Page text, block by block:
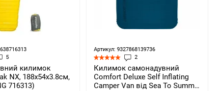
5
килимок
NX, 188x54x3.8см,
716313)
Артикул: 9327868139736
2
Килимок самонадувний
Comfort Deluxe Self Inflating
Camper Van від Sea To Summit,